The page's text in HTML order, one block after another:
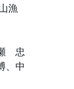
漁
忠
、中